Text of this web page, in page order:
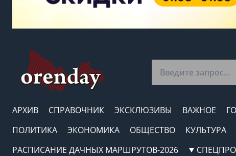
АРХИВ СПРАВОЧНИК ЭКСКЛЮЗИВЫ ВАЖНОЕ
ПОЛИТИКА
ЭКОНОМИКА ОБЩЕСТВО КУЛЬТУРА
РАСПИСАНИЕ ДАЧНЫХ МАРШРУТОВ-2026